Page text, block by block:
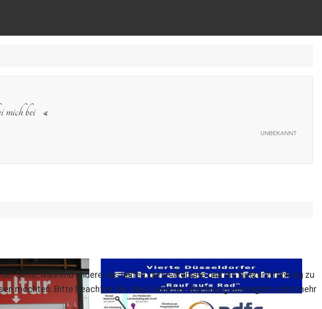
unbekannt
mich bei
Seite, während andere uns helfen, diese Website und die Nutzererfahrung zu
möchten. Bitte beachten Sie, dass bei einer Ablehnung womöglich nicht mehr